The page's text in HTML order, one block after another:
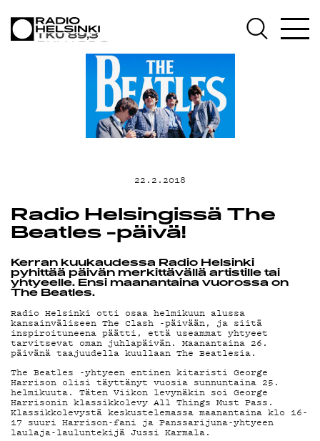
AJANKOHTAISTA
OHJELMAT
TEKIJÄT
ON-DEMAND
PODCAST
MAINOSTA
YHTEYSTIEDOT
G LIVELAB
YSTÄVÄKLUBI
22.2.2018
Radio Helsingissä The
Beatles -päivä!
Kerran kuukaudessa Radio Helsinki
pyhittää päivän merkittävällä artistille tai
yhtyeelle. Ensi maanantaina vuorossa on
The Beatles.
Radio Helsinki otti osaa helmikuun alussa
kansainväliseen The Clash -päivään, ja siitä
inspiroituneena päätti, että useammat yhtyeet
tarvitsevat oman juhlapäivän. Maanantaina 26.
päivänä taajuudella kuullaan The Beatlesia.
The Beatles -yhtyeen entinen kitaristi George
Harrison olisi täyttänyt vuosia sunnuntaina 25.
helmikuuta. Täten Viikon levynäkin soi George
Harrisonin klassikkolevy All Things Must Pass.
Klassikkolevystä keskustelemassa maanantaina klo 16-
17 suuri Harrison-fani ja Panssarijuna-yhtyeen
laulaja-lauluntekijä Jussi Karmala.